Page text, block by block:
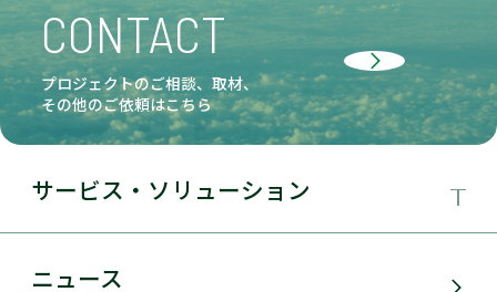
CONTACT
プロジェクトのご相談、取材、
その他のご依頼はこちら
サービス・ソリューション
ニュース